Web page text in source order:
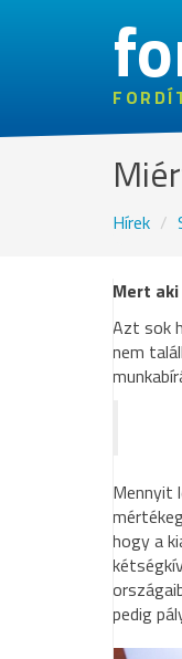
Hírek
Mert
Azt sok
nem
Mennyit
hogy a
pedig